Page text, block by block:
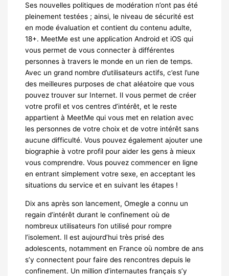
Ses nouvelles politiques de modération n’ont pas été
pleinement testées ; ainsi, le niveau de sécurité est
en mode évaluation et contient du contenu adulte,
18+. MeetMe est une application Android et iOS qui
vous permet de vous connecter à différentes
personnes à travers le monde en un rien de temps.
Avec un grand nombre d’utilisateurs actifs, c’est l’une
des meilleures purposes de chat aléatoire que vous
pouvez trouver sur Internet. Il vous permet de créer
votre profil et vos centres d’intérêt, et le reste
appartient à MeetMe qui vous met en relation avec
les personnes de votre choix et de votre intérêt sans
aucune difficulté. Vous pouvez également ajouter une
biographie à votre profil pour aider les gens à mieux
vous comprendre. Vous pouvez commencer en ligne
en entrant simplement votre sexe, en acceptant les
situations du service et en suivant les étapes !
Dix ans après son lancement, Omegle a connu un
regain d’intérêt durant le confinement où de
nombreux utilisateurs l’on utilisé pour rompre
l’isolement. Il est aujourd’hui très prisé des
adolescents, notamment en France où nombre de ans
s’y connectent pour faire des rencontres depuis le
confinement. Un million d’internautes français s’y